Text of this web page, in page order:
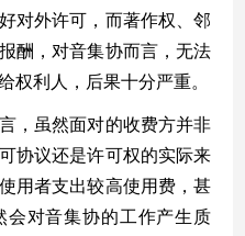
对外许可，而著作权、邻
酬，对音集协而言，无法
权利人，后果十分严重。
，虽然面对的收费方并非
协议还是许可权的实际来
用者支出较高使用费，甚
会对音集协的工作产生质